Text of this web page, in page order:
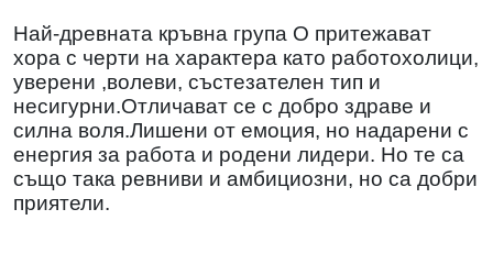
Най-древната кръвна група О притежават
хора с черти на характера като работохолици,
уверени ,волеви, състезателен тип и
несигурни.Отличават се с добро здраве и
силна воля.Лишени от емоция, но надарени с
енергия за работа и родени лидери. Но те са
също така ревниви и амбициозни, но са добри
приятели.